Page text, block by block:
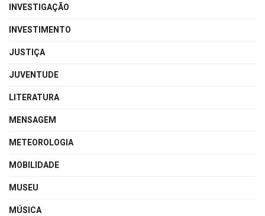
INVESTIGAÇÃO
INVESTIMENTO
JUSTIÇA
JUVENTUDE
LITERATURA
MENSAGEM
METEOROLOGIA
MOBILIDADE
MUSEU
MÚSICA